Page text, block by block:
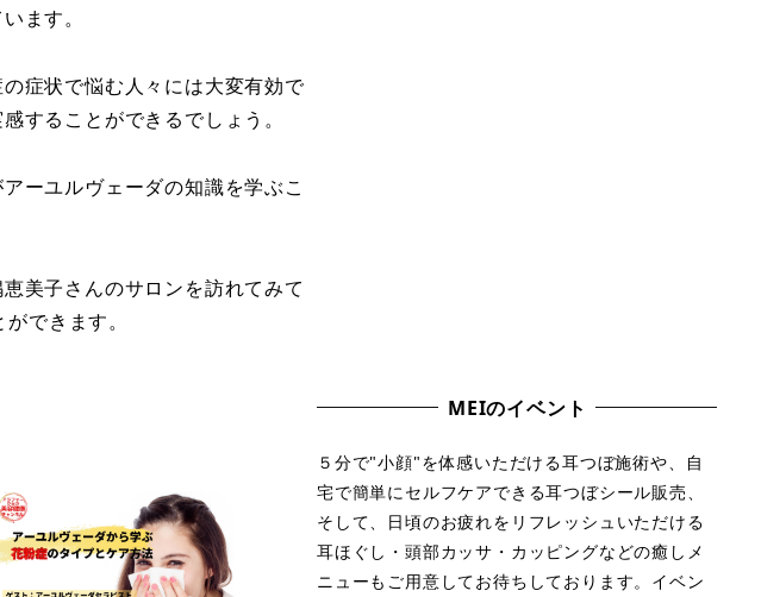
ます。
症状で悩む人々には大変有効で
することができるでしょう。
ーユルヴェーダの知識を学ぶこ
美子さんのサロンを訪れてみて
できます。
MEIのイベント
５分で"小顔"を体感いただける耳つぼ施術や、自
宅で簡単にセルフケアできる耳つぼシール販売、
そして、日頃のお疲れをリフレッシュいただける
耳ほぐし・頭部カッサ・カッピングなどの癒しメ
ニューもご用意してお待ちしております。イベン